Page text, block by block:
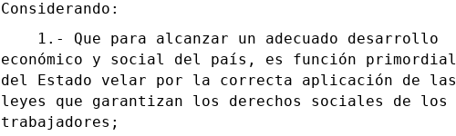
Considerando:
1.- Que para alcanzar un adecuado desarrollo
económico y social del país, es función primordial
del Estado velar por la correcta aplicación de las
leyes que garantizan los derechos sociales de los
trabajadores;